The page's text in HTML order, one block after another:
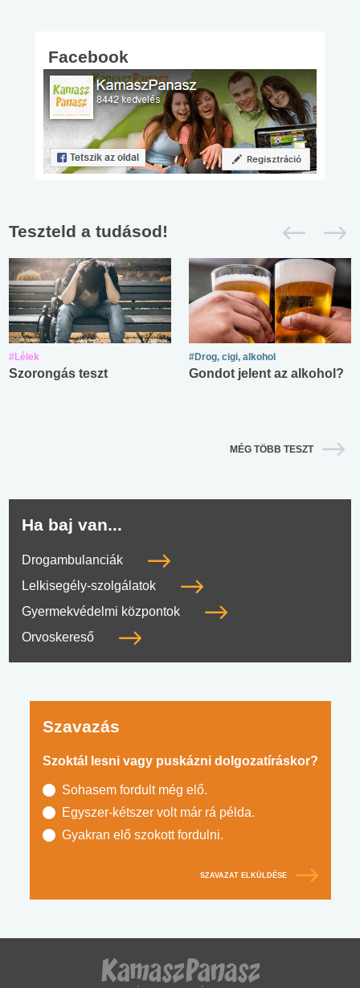
Facebook
Teszteld a tudásod!
#Lélek
Szorongás teszt
#Drog, cigi, alkohol
Gondot jelent az alkohol?
MÉG TÖBB TESZT
Ha baj van...
Drogambulanciák
Lelkisegély-szolgálatok
Gyermekvédelmi központok
Orvoskereső
Szavazás
Szoktál lesni vagy puskázni dolgozatíráskor?
Sohasem fordult még elő.
Egyszer-kétszer volt már rá példa.
Gyakran elő szokott fordulni.
SZAVAZAT ELKÜLDÉSE